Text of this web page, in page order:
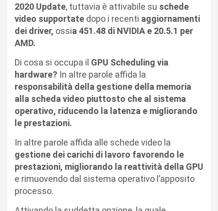
2020 Update, tuttavia è attivabile su schede
video supportate dopo i recenti aggiornamenti
dei driver, ossia 451.48 di NVIDIA e 20.5.1 per
AMD.
Di cosa si occupa il GPU Scheduling via
hardware? In altre parole affida la
responsabilità della gestione della memoria
alla scheda video piuttosto che al sistema
operativo, riducendo la latenza e migliorando
le prestazioni.
In altre parole affida alle schede video la
gestione dei carichi di lavoro favorendo le
prestazioni, migliorando la reattività della GPU
e rimuovendo dal sistema operativo l’apposito
processo.